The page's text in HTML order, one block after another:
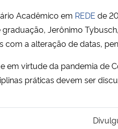
Acadêmico em REDE de
Jerônimo
com a alteração de datas,
em virtude da pandemia de
práticas devem ser